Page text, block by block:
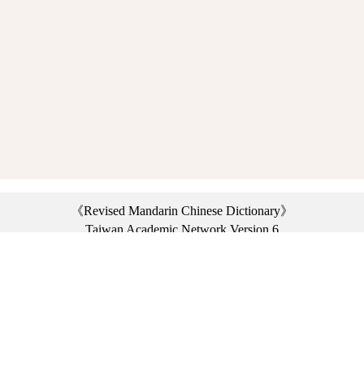
《Revised Mandarin Chinese Dictionary》
Taiwan Academic Network Version 6